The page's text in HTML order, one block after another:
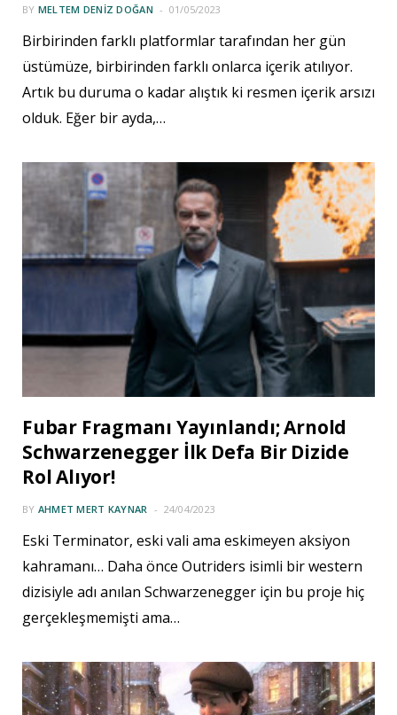
BY MELTEM DENIZ DOĞAN 01/05/2023
Birbirinden farklı platformlar tarafından her gün
üstümüze, birbirinden farklı onlarca içerik atılıyor.
Artık bu duruma o kadar alıştık ki resmen içerik arsızı
olduk. Eğer bir ayda,…
Fubar Fragmanı Yayınlandı; Arnold
Schwarzenegger İlk Defa Bir Dizide
Rol Alıyor!
BY AHMET MERT KAYNAR 24/04/2023
Eski Terminator, eski vali ama eskimeyen aksiyon
kahramanı… Daha önce Outriders isimli bir western
dizisiyle adı anılan Schwarzenegger için bu proje hiç
gerçekleşmemişti ama…